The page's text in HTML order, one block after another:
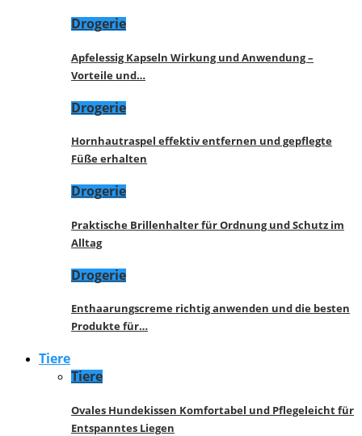
Drogerie
Apfelessig Kapseln Wirkung und Anwendung –
Vorteile und…
Drogerie
Hornhautraspel effektiv entfernen und gepflegte
Füße erhalten
Drogerie
Praktische Brillenhalter für Ordnung und Schutz im
Alltag
Drogerie
Enthaarungscreme richtig anwenden und die besten
Produkte für…
Tiere
Tiere
Ovales Hundekissen Komfortabel und Pflegeleicht für
Entspanntes Liegen